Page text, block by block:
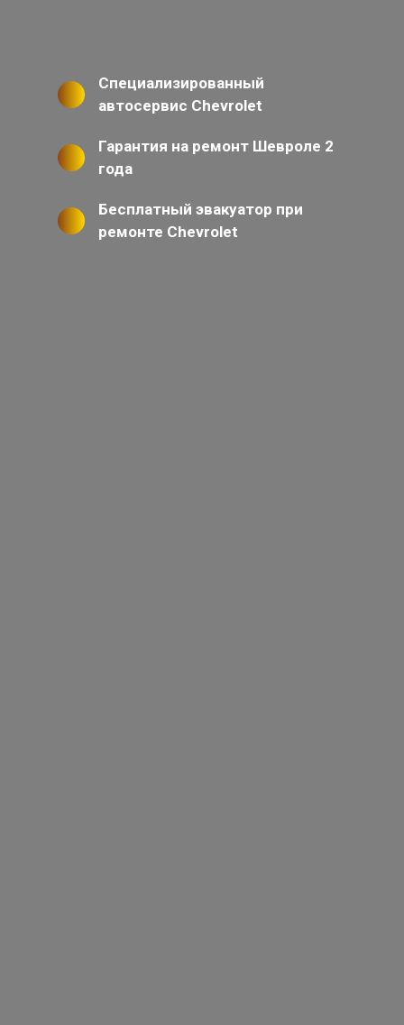
Специализированный
автосервис Chevrolet
Гарантия на ремонт Шевроле 2
года
Бесплатный эвакуатор при
ремонте Chevrolet